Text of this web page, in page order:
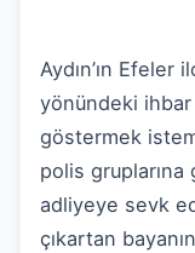
Aydın’ın
yönündeki
göstermek
polis
adliyeye sevk
çıkartan